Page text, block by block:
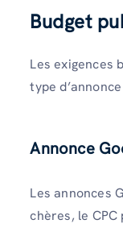
Budget
Les exigences
type
Annonce
Les annonces
chères, le